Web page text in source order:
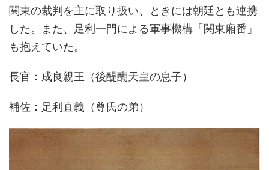
関東の裁判を主に取り扱い、ときには朝廷とも連携
した。また、足利一門による軍事機構「関東廂番」
も抱えていた。
長官：成良親王（後醍醐天皇の息子）
補佐：足利直義（尊氏の弟）